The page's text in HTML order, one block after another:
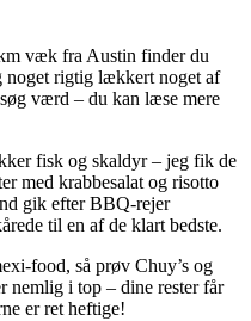
væk fra Austin finder du
noget rigtig lækkert noget af
værd – du kan læse mere
fisk og skaldyr – jeg fik de
med krabbesalat og risotto
gik efter BBQ-rejer
til en af de klart bedste.
food, så prøv Chuy’s og
nemlig i top – dine rester får
er ret heftige!